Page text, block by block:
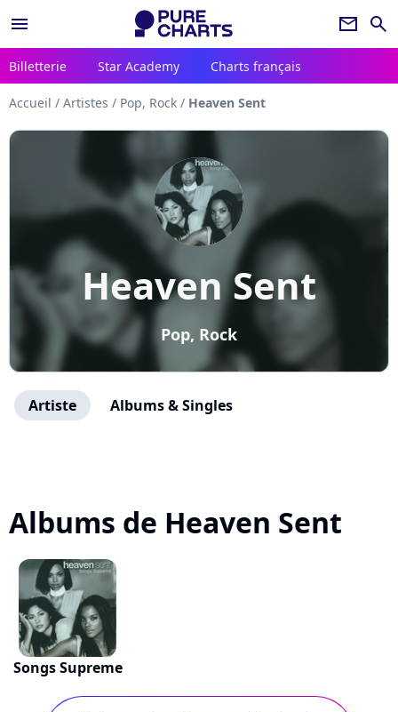
menu newsletter search
Billetterie Star Academy Charts français
Accueil / Artistes / Pop, Rock / Heaven Sent
Heaven Sent
Pop, Rock
Artiste Albums & Singles
Albums de Heaven Sent
Songs Supreme